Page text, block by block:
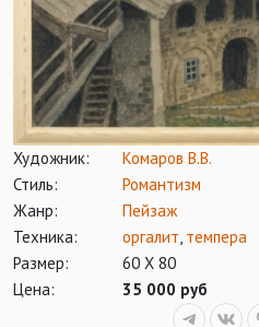
Художник:
Комаров В.В.
Стиль:
Романтизм
Жанр:
Пейзаж
Техника:
оргалит, темпера
Размер:
60 Х 80
Цена:
35 000 руб